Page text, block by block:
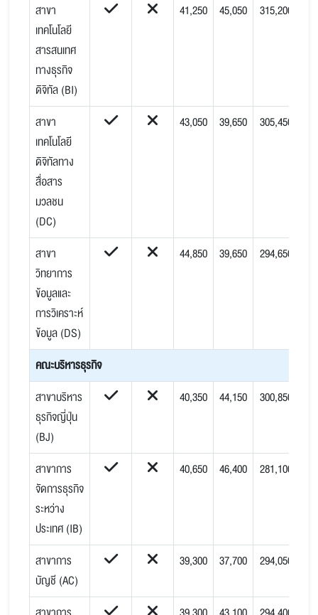
สาขา
เทคโนโลยี
สารสนเทศ
ทางธุรกิจ
ดิจิทัล (BI)
41,250 45,050 315,200
สาขา
เทคโนโลยี
ดิจิทัลทาง
สื่อสาร
มวลชน
(DC)
43,050 39,650 305,450
สาขา
วิทยาการ
ข้อมูลและ
การวิเคราะห์
ข้อมูล (DS)
44,850 39,650 294,650
คณะบริหารธุรกิจ
สาขาบริหาร
ธุรกิจญี่ปุ่น
(BJ)
40,350 44,150 300,850
สาขาการ
จัดการธุรกิจ
ระหว่าง
ประเทศ (IB)
40,650 46,400 281,100
สาขาการ
บัญชี (AC)
39,300 37,700 294,050